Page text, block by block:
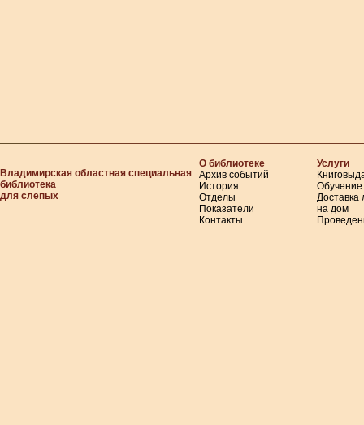
Владимирская областная специальная
библиотека
для слепых
О библиотеке
Архив событий
История
Отделы
Показатели
Контакты
Услуги
Обучение
Доставка
на дом